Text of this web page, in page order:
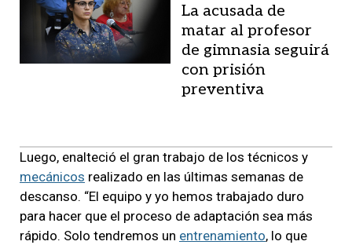
La acusada de
matar al profesor
de gimnasia seguirá
con prisión
preventiva
Luego, enalteció el gran trabajo de los técnicos y
mecánicos realizado en las últimas semanas de
descanso. “El equipo y yo hemos trabajado duro
para hacer que el proceso de adaptación sea más
rápido. Solo tendremos un entrenamiento, lo que